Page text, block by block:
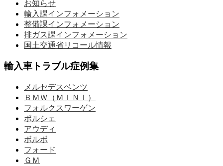
お知らせ
輸入課インフォメーション
整備課インフォメーション
排ガス課インフォメーション
国土交通省リコール情報
輸入車トラブル症例集
メルセデスベンツ
ＢＭＷ（ＭＩＮＩ）
フォルクスワーゲン
ポルシェ
アウディ
ボルボ
フォード
ＧＭ